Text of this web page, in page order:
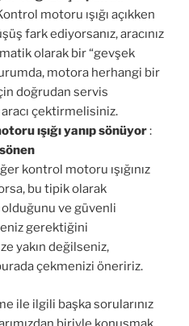
motoru ışığı açıkken
fark ediyorsanız, aracınız
olarak bir “gevşek
motora herhangi bir
doğrudan servis
çektirmelisiniz.
ışığı yanıp sönüyor:
kontrol motoru ışığınız
bu tipik olarak
olduğunu ve güvenli
gerektiğini
yakın değilseniz,
çekmenizi öneririz.
ile ilgili başka sorularınız